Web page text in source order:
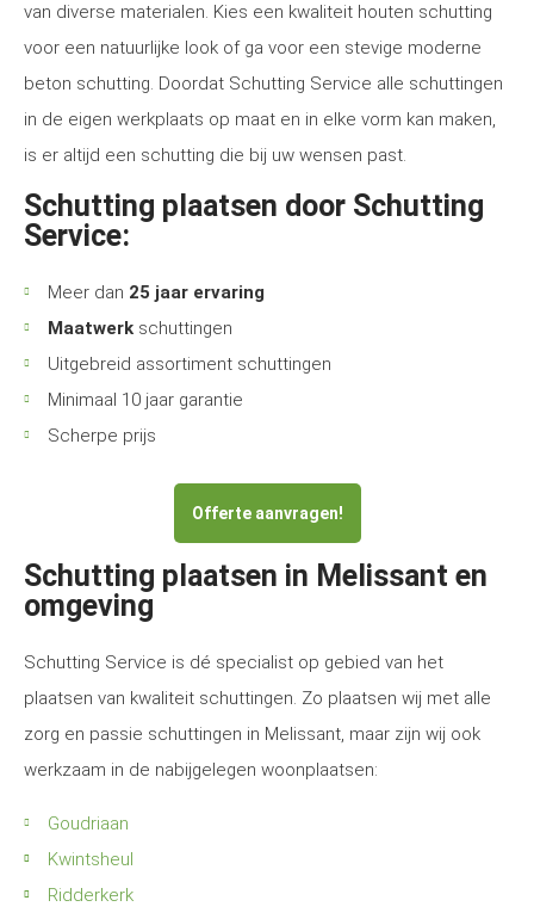
van diverse materialen. Kies een kwaliteit houten schutting
voor een natuurlijke look of ga voor een stevige moderne
beton schutting. Doordat Schutting Service alle schuttingen
in de eigen werkplaats op maat en in elke vorm kan maken,
is er altijd een schutting die bij uw wensen past.
Schutting plaatsen door Schutting
Service:
Meer dan 25 jaar ervaring
Maatwerk schuttingen
Uitgebreid assortiment schuttingen
Minimaal 10 jaar garantie
Scherpe prijs
Offerte aanvragen!
Schutting plaatsen in Melissant en
omgeving
Schutting Service is dé specialist op gebied van het
plaatsen van kwaliteit schuttingen. Zo plaatsen wij met alle
zorg en passie schuttingen in Melissant, maar zijn wij ook
werkzaam in de nabijgelegen woonplaatsen:
Goudriaan
Kwintsheul
Ridderkerk